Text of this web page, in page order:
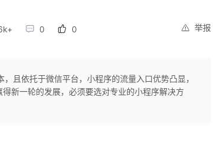
举报
0 0
且依托于微信平台，小程序的流量入口优势凸显，
新一轮的发展，必须要选对专业的小程序解决方